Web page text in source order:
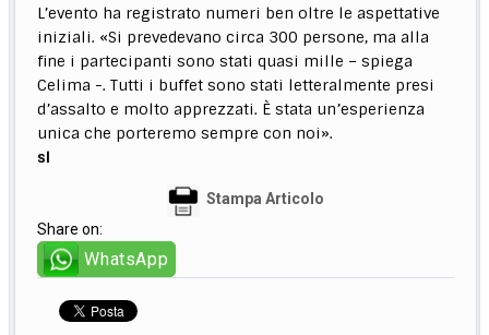
L’evento ha registrato numeri ben oltre le aspettative
iniziali. «Si prevedevano circa 300 persone, ma alla
fine i partecipanti sono stati quasi mille – spiega
Celima -. Tutti i buffet sono stati letteralmente presi
d’assalto e molto apprezzati. È stata un’esperienza
unica che porteremo sempre con noi».
sl
Stampa Articolo
Share on:
WhatsApp